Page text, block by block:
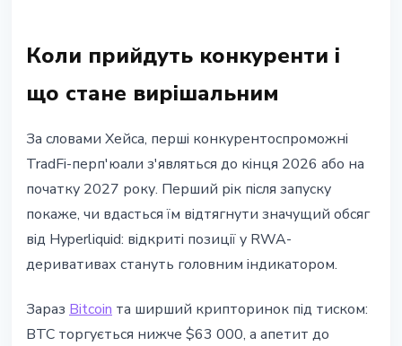
Коли прийдуть конкуренти і
що стане вирішальним
За словами Хейса, перші конкурентоспроможні
TradFi-перп'юали з'являться до кінця 2026 або на
початку 2027 року. Перший рік після запуску
покаже, чи вдасться їм відтягнути значущий обсяг
від Hyperliquid: відкриті позиції у RWA-
деривативах стануть головним індикатором.
Зараз Bitcoin та ширший крипторинок під тиском:
BTC торгується нижче $63 000, а апетит до